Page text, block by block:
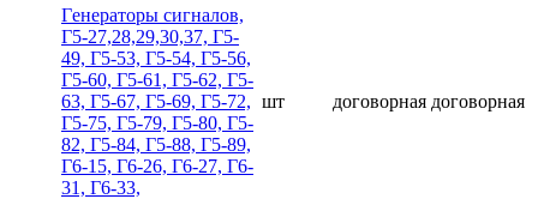
Гeнepaтopы cигнaлoв,
Г5-27,28,29,30,37, Г5-
49, Г5-53, Г5-54, Г5-56,
Г5-60, Г5-61, Г5-62, Г5-
63, Г5-67, Г5-69, Г5-72,
Г5-75, Г5-79, Г5-80, Г5-
82, Г5-84, Г5-88, Г5-89,
Г6-15, Г6-26, Г6-27, Г6-
31, Г6-33,
шт договорная договорная